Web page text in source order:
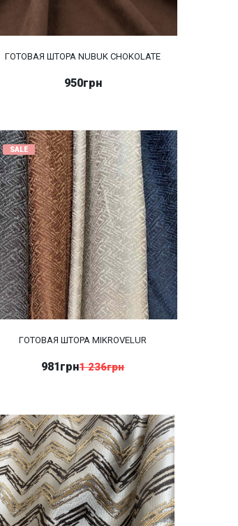
ГОТОВАЯ ШТОРА NUBUK CHOKOLATE
950грн
SALE
ГОТОВАЯ ШТОРА MIKROVELUR
981грн1 236грн